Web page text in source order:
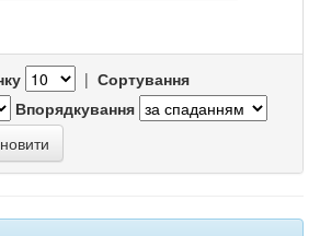
| Сортування
Впорядкування